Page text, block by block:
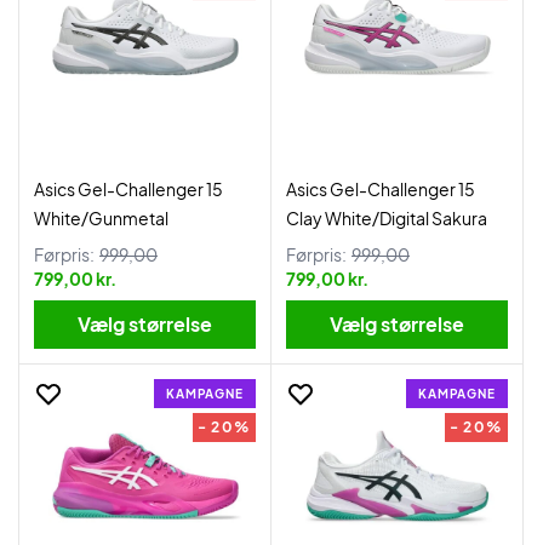
Asics Gel-Challenger 15
White/Gunmetal
Førpris: 999,00
799,00 kr.
Vælg størrelse
Asics Gel-Challenger 15
Clay White/Digital Sakura
Førpris: 999,00
799,00 kr.
Vælg størrelse
KAMPAGNE
- 20%
KAMPAGNE
- 20%